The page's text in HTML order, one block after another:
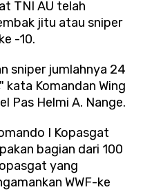
TNI AU telah
jitu atau sniper
-10.
sniper jumlahnya 24
Komandan Wing
Pas Helmi A. Nange.
I Kopasgat
bagian dari 100
yang
WWF-ke